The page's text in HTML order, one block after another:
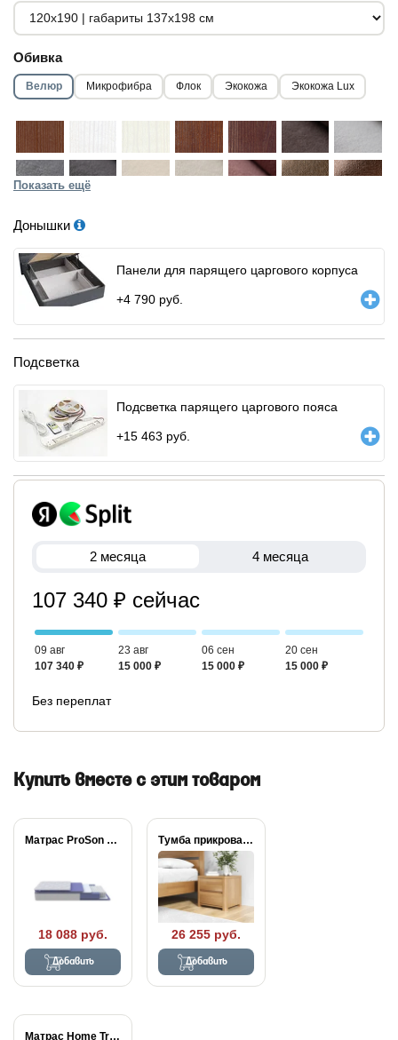
Обивка
Велюр Микрофибра Флок Экокожа Экокожа Lux
Показать ещё
Донышки
Панели для парящего царгового корпуса
+4 790 руб.
Подсветка
Подсветка парящего царгового пояса
+15 463 руб.
2 месяца 4 месяца
107 340 ₽ сейчас
09 авг
107 340 ₽
23 авг
15 000 ₽
06 сен
15 000 ₽
20 сен
15 000 ₽
Без переплат
Купить вместе с этим товаром
Матрас ProSon Active...
18 088 руб.
Добавить
Тумба прикроватная Wood...
26 255 руб.
Добавить
Матрас Home Tradition